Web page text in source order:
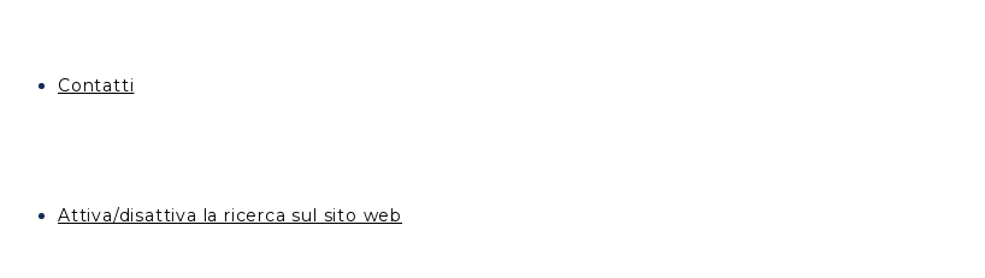
Contatti
Attiva/disattiva la ricerca sul sito web